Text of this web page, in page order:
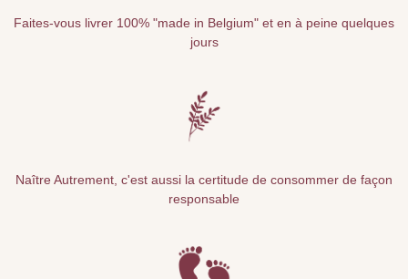
Faites-vous livrer 100% "made in Belgium" et en à peine quelques
jours
Naître Autrement, c'est aussi la certitude de consommer de façon
responsable